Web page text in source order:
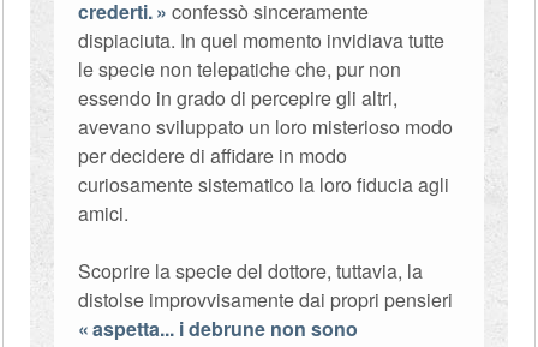
crederti.
confessò sinceramente
dispiaciuta. In quel momento invidiava tutte
le specie non telepatiche che, pur non
essendo in grado di percepire gli altri,
avevano sviluppato un loro misterioso modo
per decidere di affidare in modo
curiosamente sistematico la loro fiducia agli
amici.
Scoprire la specie del dottore, tuttavia, la
distolse improvvisamente dai propri pensieri
aspetta... i debrune non sono